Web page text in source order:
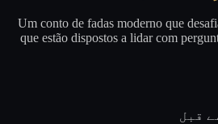
Um conto de fadas moderno que
que estão dispostos a lidar com
قبل